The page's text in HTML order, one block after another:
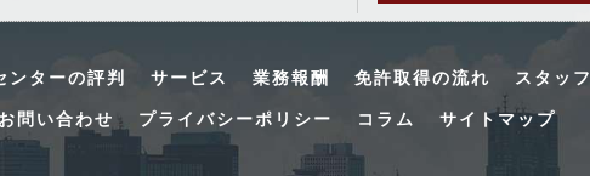
ンターの評判 サービス 業務報酬 免許取得の流れ スタッフ
お問い合わせ プライバシーポリシー コラム サイトマップ